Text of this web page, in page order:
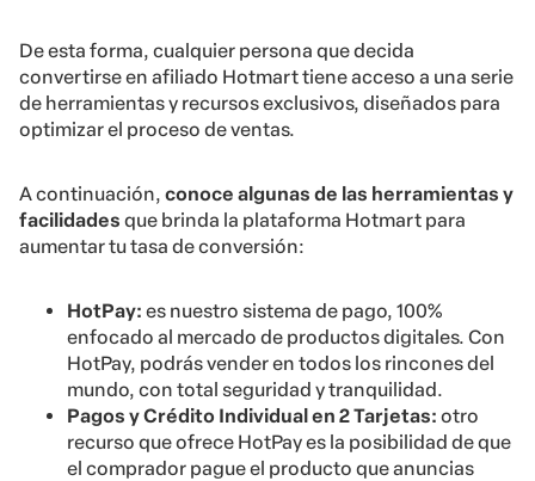
De esta forma, cualquier persona que decida
convertirse en afiliado Hotmart tiene acceso a una serie
de herramientas y recursos exclusivos, diseñados para
optimizar el proceso de ventas.
A continuación, conoce algunas de las herramientas y
facilidades que brinda la plataforma Hotmart para
aumentar tu tasa de conversión:
HotPay: es nuestro sistema de pago, 100%
enfocado al mercado de productos digitales. Con
HotPay, podrás vender en todos los rincones del
mundo, con total seguridad y tranquilidad.
Pagos y Crédito Individual en 2 Tarjetas: otro
recurso que ofrece HotPay es la posibilidad de que
el comprador pague el producto que anuncias